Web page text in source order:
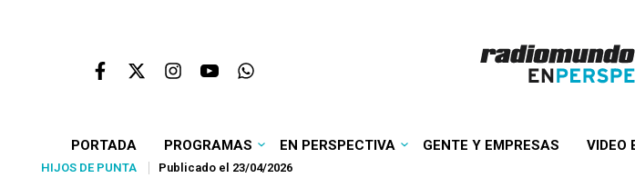
PORTADA PROGRAMAS EN PERSPECTIVA GENTE Y EMPRESAS VIDEO
HIJOS DE PUNTA Publicado el 23/04/2026